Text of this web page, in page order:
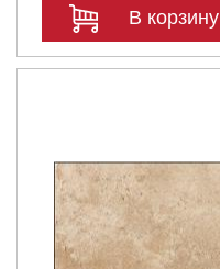
В корзину